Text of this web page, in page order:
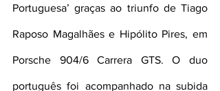
Portuguesa’ graças ao triunfo de Tiago
Raposo Magalhães e Hipólito Pires, em
Porsche 904/6 Carrera GTS. O duo
português foi acompanhado na subida